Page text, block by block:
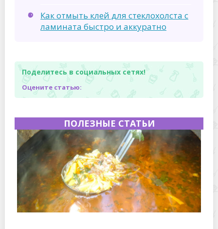
Как отмыть клей для стеклохолста с
ламината быстро и аккуратно
Поделитесь в социальных сетях!
Оцените статью:
ПОЛЕЗНЫЕ СТАТЬИ